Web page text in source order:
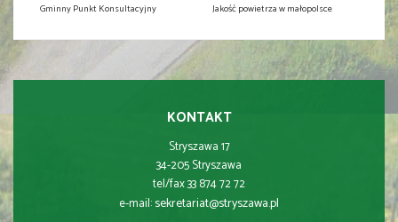
Gminny Punkt Konsultacyjny Jakość powietrza w małopolsce
KONTAKT
Stryszawa 17
34-205 Stryszawa
tel/fax 33 874 72 72
e-mail:sekretariat@stryszawa.pl